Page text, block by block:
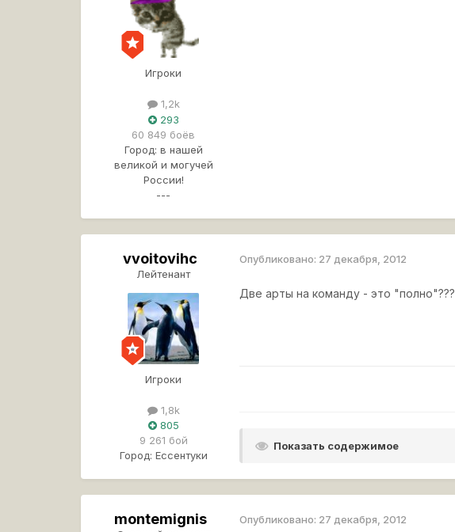
Игроки
1,2k
293
60 849 боёв
Город: в нашей
великой и могучей
России!
---
vvoitovihc
Лейтенант
Игроки
1,8k
805
9 261 бой
Город: Ессентуки
Опубликовано: 27 декабря, 2012
Две арты на команду - это "полно"???
Показать содержимое
montemignis Опубликовано: 27 декабря, 2012